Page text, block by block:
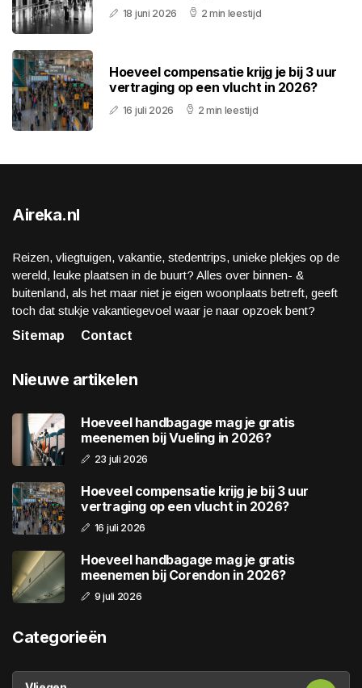
18 juni 2026 2 min leestijd
Hoeveel compensatie krijg je bij 3 uur
vertraging op een vlucht in 2026?
16 juli 2026 2 min leestijd
Aireka.nl
Reizen, vliegtuigen, vakantie, stedentrips, unieke plekjes op de
wereld, leuke plaatsen in de buurt? Alles over binnen- &
buitenland, als het maar niet je eigen woonplaats betreft, geeft
toch dat stukje vakantiegevoel waar je naar opzoek bent?
Sitemap
Contact
Nieuwe artikelen
Hoeveel handbagage mag je gratis
meenemen bij Vueling in 2026?
23 juli 2026
Hoeveel compensatie krijg je bij 3 uur
vertraging op een vlucht in 2026?
16 juli 2026
Hoeveel handbagage mag je gratis
meenemen bij Corendon in 2026?
9 juli 2026
Categorieën